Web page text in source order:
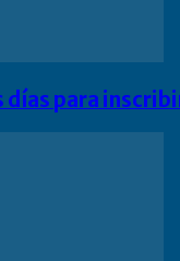
días para